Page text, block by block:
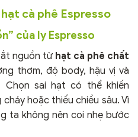
cà phê Espresso
của ly Espresso
nguồn từ hạt cà phê chất
thơm, độ body, hậu vị và
Chọn sai hạt có thể khiến
hoặc thiếu chiều sâu. Vì
ta không nên coi nhẹ bước